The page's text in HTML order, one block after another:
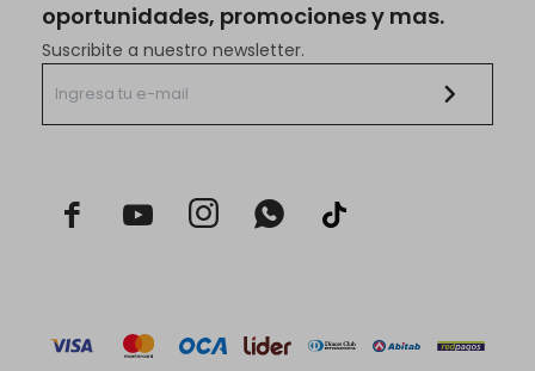
oportunidades, promociones y mas.
Suscribite a nuestro newsletter.
  